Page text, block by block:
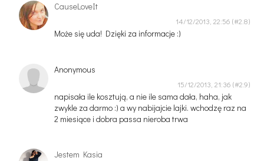
CauseLoveIt
14/12/2013, 22:56
Może się uda! Dzięki za informacje :)
Anonymous
15/12/2013, 21:36
napisała ile kosztują, a nie ile sama dała, haha, jak
zwykle za darmo :) a wy nabijajcie lajki. wchodzę raz na
2 miesiące i dobra passa nieroba trwa
Jestem Kasia